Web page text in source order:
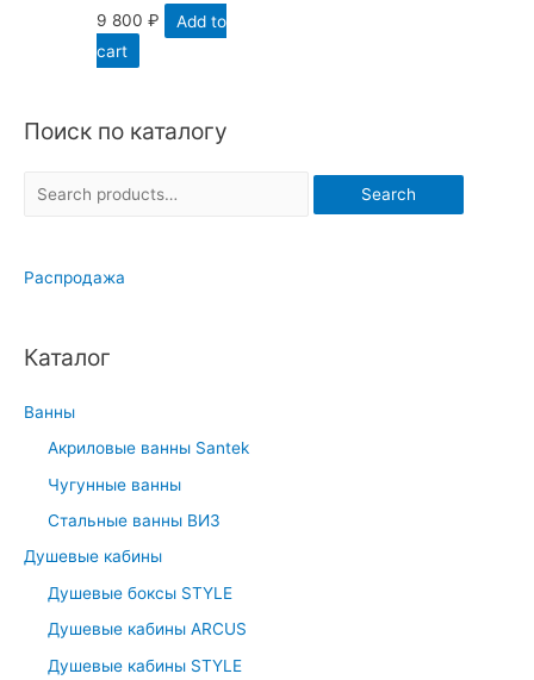
Поиск по каталогу
r
h
o
Search
Распродажа
Каталог
Ванны
Акриловые ванны Santek
Чугунные ванны
Стальные ванны ВИЗ
Душевые кабины
Душевые боксы STYLE
Душевые кабины ARCUS
Душевые кабины STYLE
9 800₽
Add to
cart